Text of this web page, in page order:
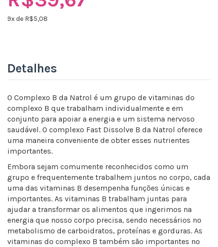
9x de R$5,08
Detalhes
O Complexo B da Natrol é um grupo de vitaminas do
complexo B que trabalham individualmente e em
conjunto para apoiar a energia e um sistema nervoso
saudável. O complexo Fast Dissolve B da Natrol oferece
uma maneira conveniente de obter esses nutrientes
importantes.
Embora sejam comumente reconhecidos como um
grupo e frequentemente trabalhem juntos no corpo, cada
uma das vitaminas B desempenha funções únicas e
importantes. As vitaminas B trabalham juntas para
ajudar a transformar os alimentos que ingerimos na
energia que nosso corpo precisa, sendo necessários no
metabolismo de carboidratos, proteínas e gorduras. As
vitaminas do complexo B também são importantes no